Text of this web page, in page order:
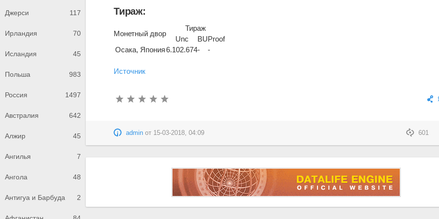
Джерси 117
Ирландия 70
Исландия 45
Польша 983
Россия 1497
Австралия 642
Алжир 45
Ангилья 7
Ангола 48
Антигуа и Барбуда 2
Тираж:
Монетный двор
Тираж
Unc
BUProof
Осака, Япония6.102.674- -
Источник
601
admin от 15-03-2018, 04:09